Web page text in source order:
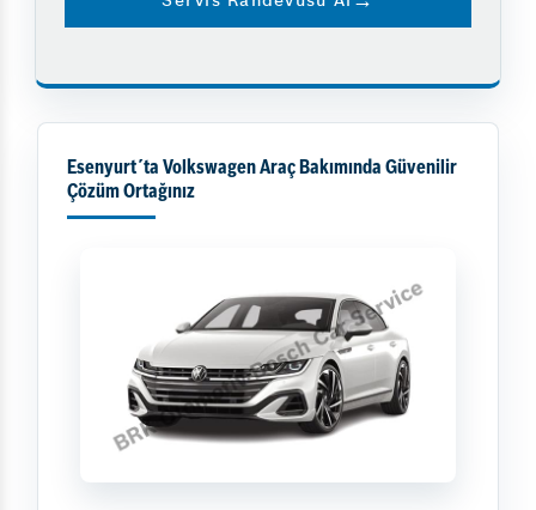
Esenyurt´ta Volkswagen Araç Bakımında Güvenilir
Çözüm Ortağınız